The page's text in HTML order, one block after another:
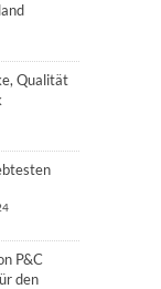
Qualität
P&C
den